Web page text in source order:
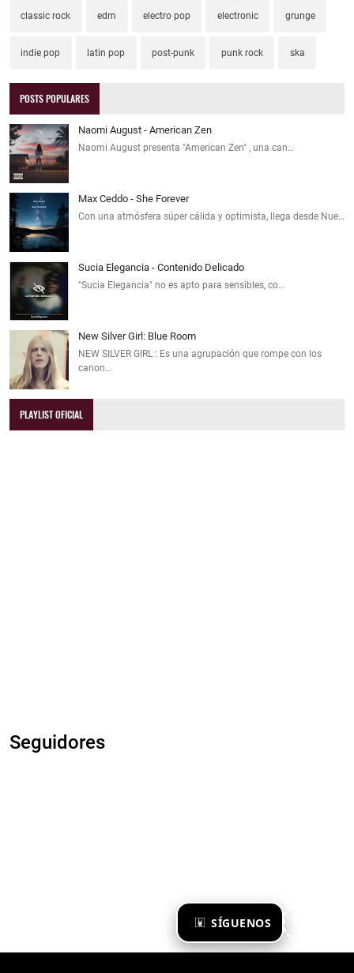
SÍGUENOS
classic rock edm electro pop electronic grunge
indie pop latin pop post-punk punk rock ska
POSTS POPULARES
Naomi August - American Zen
Naomi August presenta "American Zen" , una can…
Max Ceddo - She Forever
Con una atmósfera súper cálida y optimista, llega desde Nue…
Sucia Elegancia - Contenido Delicado
"Sucia Elegancia" no es apto para sensibles, co…
New Silver Girl: Blue Room
NEW SILVER GIRL : Es una agrupación que rompe con los
canon…
PLAYLIST OFICIAL
Seguidores